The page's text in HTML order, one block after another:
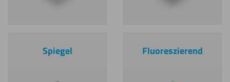
Spiegel Fluoreszierend